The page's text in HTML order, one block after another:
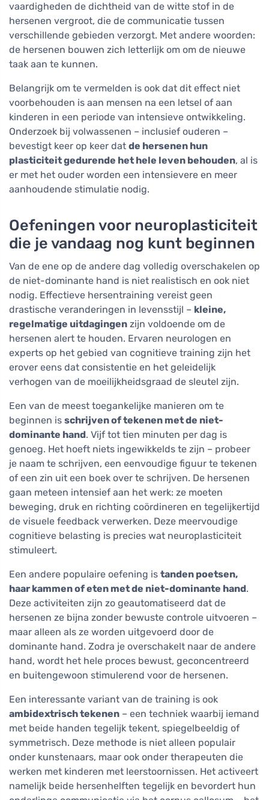
vaardigheden de dichtheid van de witte stof in de
hersenen vergroot, die de communicatie tussen
verschillende gebieden verzorgt. Met andere woorden:
de hersenen bouwen zich letterlijk om om de nieuwe
taak aan te kunnen.
Belangrijk om te vermelden is ook dat dit effect niet
voorbehouden is aan mensen na een letsel of aan
kinderen in een periode van intensieve ontwikkeling.
Onderzoek bij volwassenen – inclusief ouderen –
bevestigt keer op keer dat de hersenen hun
plasticiteit gedurende het hele leven behouden, al is
er met het ouder worden een intensievere en meer
aanhoudende stimulatie nodig.
Oefeningen voor neuroplasticiteit
die je vandaag nog kunt beginnen
Van de ene op de andere dag volledig overschakelen op
de niet-dominante hand is niet realistisch en ook niet
nodig. Effectieve hersentraining vereist geen
drastische veranderingen in levensstijl – kleine,
regelmatige uitdagingen zijn voldoende om de
hersenen alert te houden. Ervaren neurologen en
experts op het gebied van cognitieve training zijn het
erover eens dat consistentie en het geleidelijk
verhogen van de moeilijkheidsgraad de sleutel zijn.
Een van de meest toegankelijke manieren om te
beginnen is schrijven of tekenen met de niet-
dominante hand. Vijf tot tien minuten per dag is
genoeg. Het hoeft niets ingewikkelds te zijn – probeer
je naam te schrijven, een eenvoudige figuur te tekenen
of een zin uit een boek over te schrijven. De hersenen
gaan meteen intensief aan het werk: ze moeten
beweging, druk en richting coördineren en tegelijkertijd
de visuele feedback verwerken. Deze meervoudige
cognitieve belasting is precies wat neuroplasticiteit
stimuleert.
Een andere populaire oefening is tanden poetsen,
haar kammen of eten met de niet-dominante hand.
Deze activiteiten zijn zo geautomatiseerd dat de
hersenen ze bijna zonder bewuste controle uitvoeren –
maar alleen als ze worden uitgevoerd door de
dominante hand. Zodra je overschakelt naar de andere
hand, wordt het hele proces bewust, geconcentreerd
en buitengewoon stimulerend voor de hersenen.
Een interessante variant van de training is ook
ambidextrisch tekenen – een techniek waarbij iemand
met beide handen tegelijk tekent, spiegelbeeldig of
symmetrisch. Deze methode is niet alleen populair
onder kunstenaars, maar ook onder therapeuten die
werken met kinderen met leerstoornissen. Het activeert
namelijk beide hersenhelften tegelijk en bevordert hun